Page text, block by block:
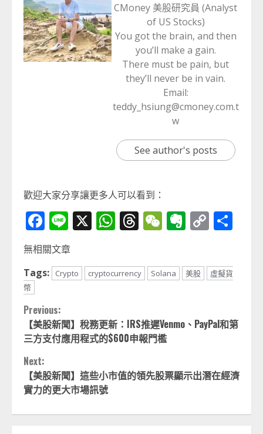
CMoney 美股研究員 (Analyst
of US Stocks)
You got the brain, and then
you’ll make a gain.
There must be pain, but
they’ll never be in vain.
Email:
teddy_hsiung@cmoney.com.t
w
See author's posts
歡迎大家分享讓更多人可以看到：
Facebook
Line
X WhatsApp
Threads
WeChat
Evernote
Copy
無相關文章
Tags:
Crypto cryptocurrency Solana 美股
虛擬貨
幣
Continue
Reading
Previous:
【美股新聞】稅務更新：IRS推遲Venmo、PayPal和第
三方支付應用程式的$600申報門檻
Next:
【美股新聞】這些小市值的領先股票顯示出潛在經濟
實力的更大市場訊號